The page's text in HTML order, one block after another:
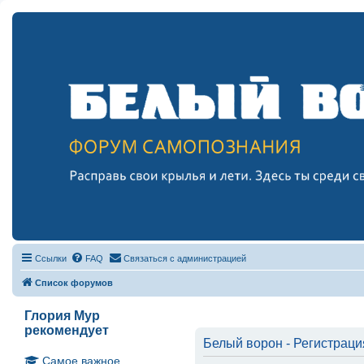
Ссылки FAQ Связаться с администрацией
Список форумов
Глория Мур
рекомендует
Самое важное
Белый ворон -